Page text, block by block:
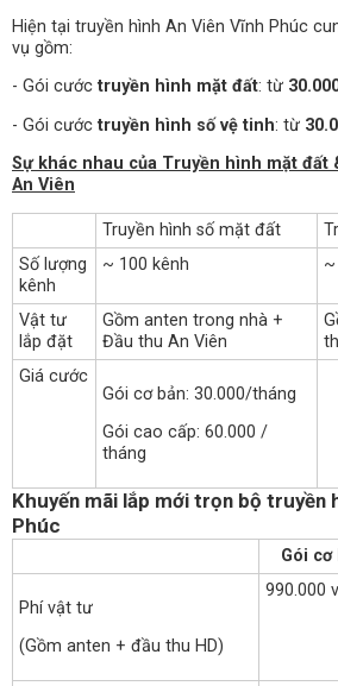
Hiện tại truyền hình An Viên Vĩnh Phúc
vụ gồm:
- Gói cước truyền hình mặt đất: từ
- Gói cước truyền hình số vệ tinh: từ
Sự khác nhau của Truyền hình mặt đất
An Viên
Truyền hình số mặt đất
Số lượng
kênh
~ 100 kênh ~
Vật tư
lắp đặt
Gồm anten trong nhà +
Đầu thu An Viên
Giá cước
Gói cơ bản: 30.000/tháng
Gói cao cấp: 60.000 /
tháng
Khuyến mãi lắp mới trọn bộ truyền
Phúc
Gói cơ
Phí vật tư
(Gồm anten + đầu thu HD)
990.000